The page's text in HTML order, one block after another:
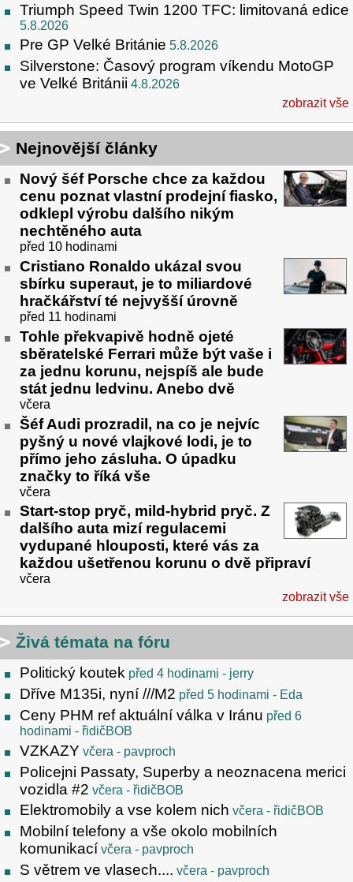
Triumph Speed Twin 1200 TFC: limitovaná edice
5.8.2026
Pre GP Velké Británie 5.8.2026
Silverstone: Časový program víkendu MotoGP
ve Velké Británii 4.8.2026
zobrazit vše
Nejnovější články
Nový šéf Porsche chce za každou
cenu poznat vlastní prodejní fiasko,
odklepl výrobu dalšího nikým
nechtěného auta
před 10 hodinami
Cristiano Ronaldo ukázal svou
sbírku superaut, je to miliardové
hračkářství té nejvyšší úrovně
před 11 hodinami
Tohle překvapivě hodně ojeté
sběratelské Ferrari může být vaše i
za jednu korunu, nejspíš ale bude
stát jednu ledvinu. Anebo dvě
včera
Šéf Audi prozradil, na co je nejvíc
pyšný u nové vlajkové lodi, je to
přímo jeho zásluha. O úpadku
značky to říká vše
včera
Start-stop pryč, mild-hybrid pryč. Z
dalšího auta mizí regulacemi
vydupané hlouposti, které vás za
každou ušetřenou korunu o dvě připraví
včera
zobrazit vše
Živá témata na fóru
Politický koutek před 4 hodinami - jerry
Dříve M135i, nyní ///M2 před 5 hodinami - Eda
Ceny PHM ref aktuální válka v Iránu před 6
hodinami - řidičBOB
VZKAZY včera - pavproch
Policejni Passaty, Superby a neoznacena merici
vozidla #2 včera - řidičBOB
Elektromobily a vse kolem nich včera - řidičBOB
Mobilní telefony a vše okolo mobilních
komunikací včera - pavproch
S větrem ve vlasech.... včera - pavproch